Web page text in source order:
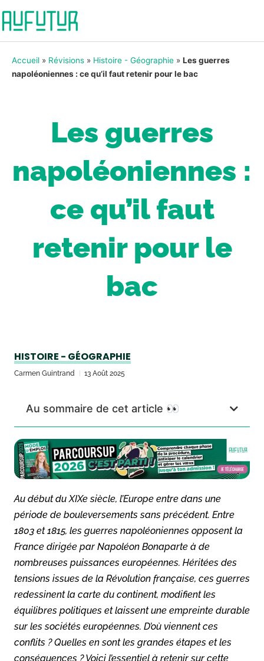
Accueil » Révisions » Histoire - Géographie » Les guerres
napoléoniennes : ce qu’il faut retenir pour le bac
Les guerres
napoléoniennes :
ce qu’il faut
retenir pour le
bac
HISTOIRE - GÉOGRAPHIE
Carmen Guintrand 13 Août 2025
Au sommaire de cet article 👀
Au début du XIXe siècle, l’Europe entre dans une
période de bouleversements sans précédent. Entre
1803 et 1815, les guerres napoléoniennes opposent la
France dirigée par Napoléon Bonaparte à de
nombreuses puissances européennes. Héritées des
tensions issues de la Révolution française, ces guerres
redessinent la carte du continent, modifient les
équilibres politiques et laissent une empreinte durable
sur les sociétés européennes. D’où viennent ces
conflits ? Quelles en sont les grandes étapes et les
conséquences ? Voici l’essentiel à retenir sur cette